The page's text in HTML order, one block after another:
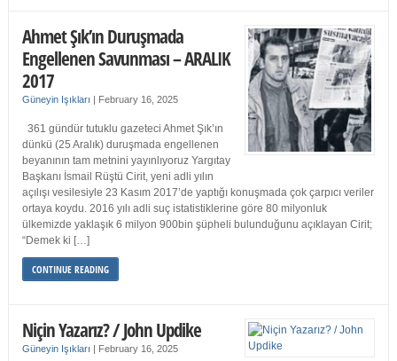
Ahmet Şık’ın Duruşmada
Engellenen Savunması – ARALIK
2017
Güneyin Işıkları | February 16, 2025
361 gündür tutuklu gazeteci Ahmet Şık’ın
dünkü (25 Aralık) duruşmada engellenen
beyanının tam metnini yayınlıyoruz Yargıtay
Başkanı İsmail Rüştü Cirit, yeni adli yılın
açılışı vesilesiyle 23 Kasım 2017’de yaptığı konuşmada çok çarpıcı veriler
ortaya koydu. 2016 yılı adli suç istatistiklerine göre 80 milyonluk
ülkemizde yaklaşık 6 milyon 900bin şüpheli bulunduğunu açıklayan Cirit;
“Demek ki […]
CONTINUE READING
Niçin Yazarız? / John Updike
Güneyin Işıkları | February 16, 2025